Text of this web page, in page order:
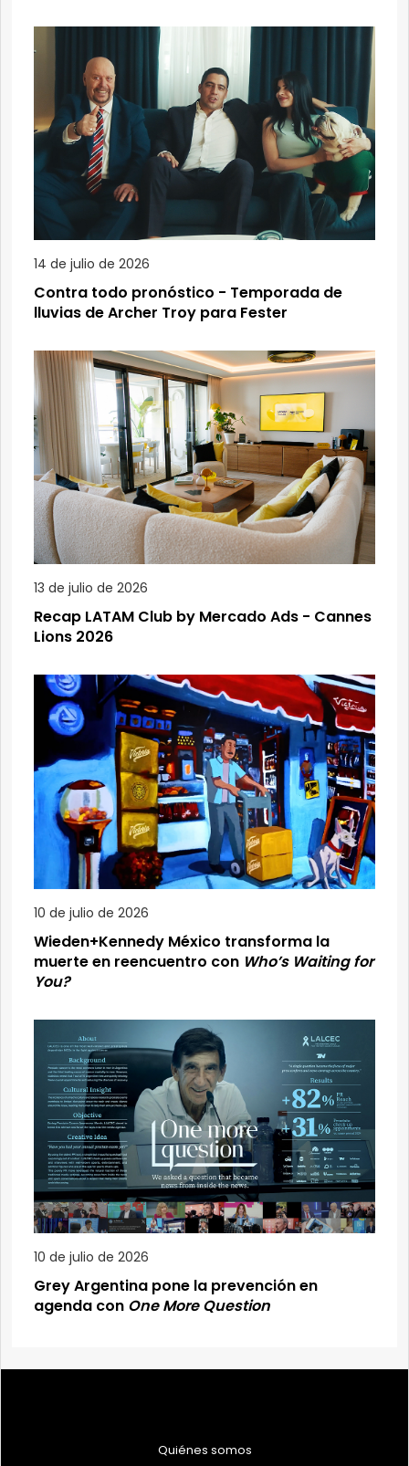
14 de julio de 2026
Contra todo pronóstico - Temporada de
lluvias de Archer Troy para Fester
13 de julio de 2026
Recap LATAM Club by Mercado Ads - Cannes
Lions 2026
10 de julio de 2026
Wieden+Kennedy México transforma la
muerte en reencuentro con Who’s Waiting for
You?
10 de julio de 2026
Grey Argentina pone la prevención en
agenda con One More Question
Quiénes somos